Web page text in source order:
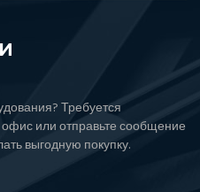
Требуется
или отправьте сообщение
выгодную покупку.